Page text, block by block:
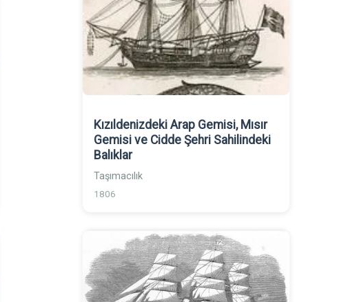
Kızıldenizdeki Arap Gemisi, Mısır
Gemisi ve Cidde Şehri Sahilindeki
Balıklar
Taşımacılık
1806